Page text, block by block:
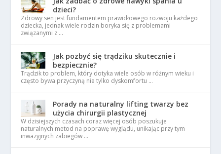
dzieci?
Zdrowy sen jest fundamentem prawidłowego rozwoju każdego
dziecka, jednak wiele rodzin boryka się z problemami
związanymi z …
Jak pozbyć się trądziku skutecznie i
bezpiecznie?
Trądzik to problem, który dotyka wiele osób w różnym wieku i
często bywa przyczyną nie tylko dyskomfortu …
Porady na naturalny lifting twarzy bez
użycia chirurgii plastycznej
W dzisiejszych czasach coraz więcej osób poszukuje
naturalnych metod na poprawę wyglądu, unikając przy tym
inwazyjnych zabiegów …